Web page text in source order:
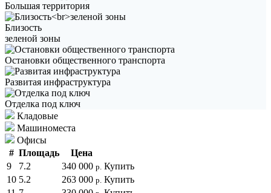
Большая территория
Близость
зеленой зоны
Остановки общественного транспорта
Развитая инфраструктура
Отделка под ключ
Кладовые
Машиноместа
Офисы
# Площадь
Цена
9
7.2 340 000 р. Купить
10 5.2 263 000 р. Купить